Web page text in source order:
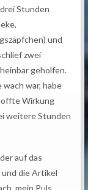
Stunden
und
zwei
geholfen.
war, habe
Wirkung
weitere Stunden
auf das
die Artikel